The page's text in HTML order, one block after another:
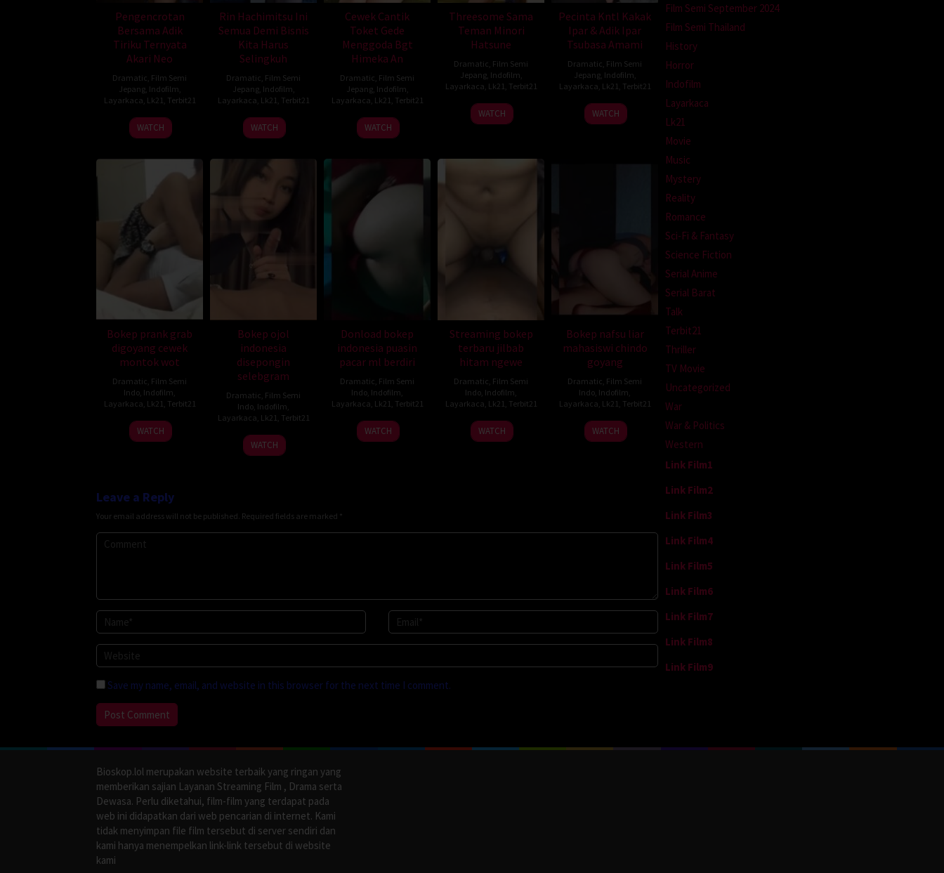
Pengencrotan
Bersama Adik
Tiriku Ternyata
Akari Neo
Dramatic Film Semi
Jepang, Indofilm
Layarkaca Lk21 Terbit21
WATCH
Rin Hachimitsu Ini
Semua Demi Bisnis
Kita Harus
Selingkuh
Dramatic Film Semi
Jepang, Indofilm
Layarkaca Lk21 Terbit21
WATCH
Cewek Cantik
Toket Gede
Menggoda Bgt
Himeka An
Dramatic Film Semi
Jepang, Indofilm
Layarkaca Lk21 Terbit21
WATCH
Threesome Sama
Teman Minori
Hatsune
Dramatic Film Semi
Jepang, Indofilm
Layarkaca Lk21 Terbit21
WATCH
Pecinta Kntl Kakak
Ipar & Adik Ipar
Tsubasa Amami
Dramatic Film Semi
Jepang, Indofilm
Layarkaca Lk21 Terbit21
WATCH
Bokep prank grab
digoyang cewek
montok wot
Dramatic Film Semi
Indo Indofilm
Layarkaca Lk21 Terbit21
WATCH
Bokep ojol
indonesia
disepongin
selebgram
Dramatic Film Semi
Indo Indofilm
Layarkaca Lk21 Terbit21
WATCH
Donload bokep
indonesia puasin
pacar ml berdiri
Dramatic Film Semi
Indo Indofilm
Layarkaca Lk21 Terbit21
WATCH
Streaming bokep
terbaru jilbab
hitam ngewe
Dramatic Film Semi
Indo Indofilm
Layarkaca Lk21 Terbit21
WATCH
Bokep nafsu liar
mahasiswi chindo
goyang
Dramatic Film Semi
Indo Indofilm
Layarkaca Lk21 Terbit21
WATCH
Leave a Reply
Your email address will not be published. Required fields are marked *
Save my name, email, and website in this browser for the next time I comment.
Film Semi September 2024
Film Semi Thailand
History
Horror
Indofilm
Layarkaca
Lk21
Movie
Music
Mystery
Reality
Romance
Sci-Fi & Fantasy
Science Fiction
Serial Anime
Serial Barat
Talk
Terbit21
Thriller
TV Movie
Uncategorized
War
War & Politics
Western
Link Film1
Link Film2
Link Film3
Link Film4
Link Film5
Link Film6
Link Film7
Link Film8
Link Film9
Bioskop.lol merupakan website terbaik yang ringan yang
memberikan sajian Layanan Streaming Film , Drama serta
Dewasa. Perlu diketahui, film-film yang terdapat pada
web ini didapatkan dari web pencarian di internet. Kami
tidak menyimpan file film tersebut di server sendiri dan
kami hanya menempelkan link-link tersebut di website
kami